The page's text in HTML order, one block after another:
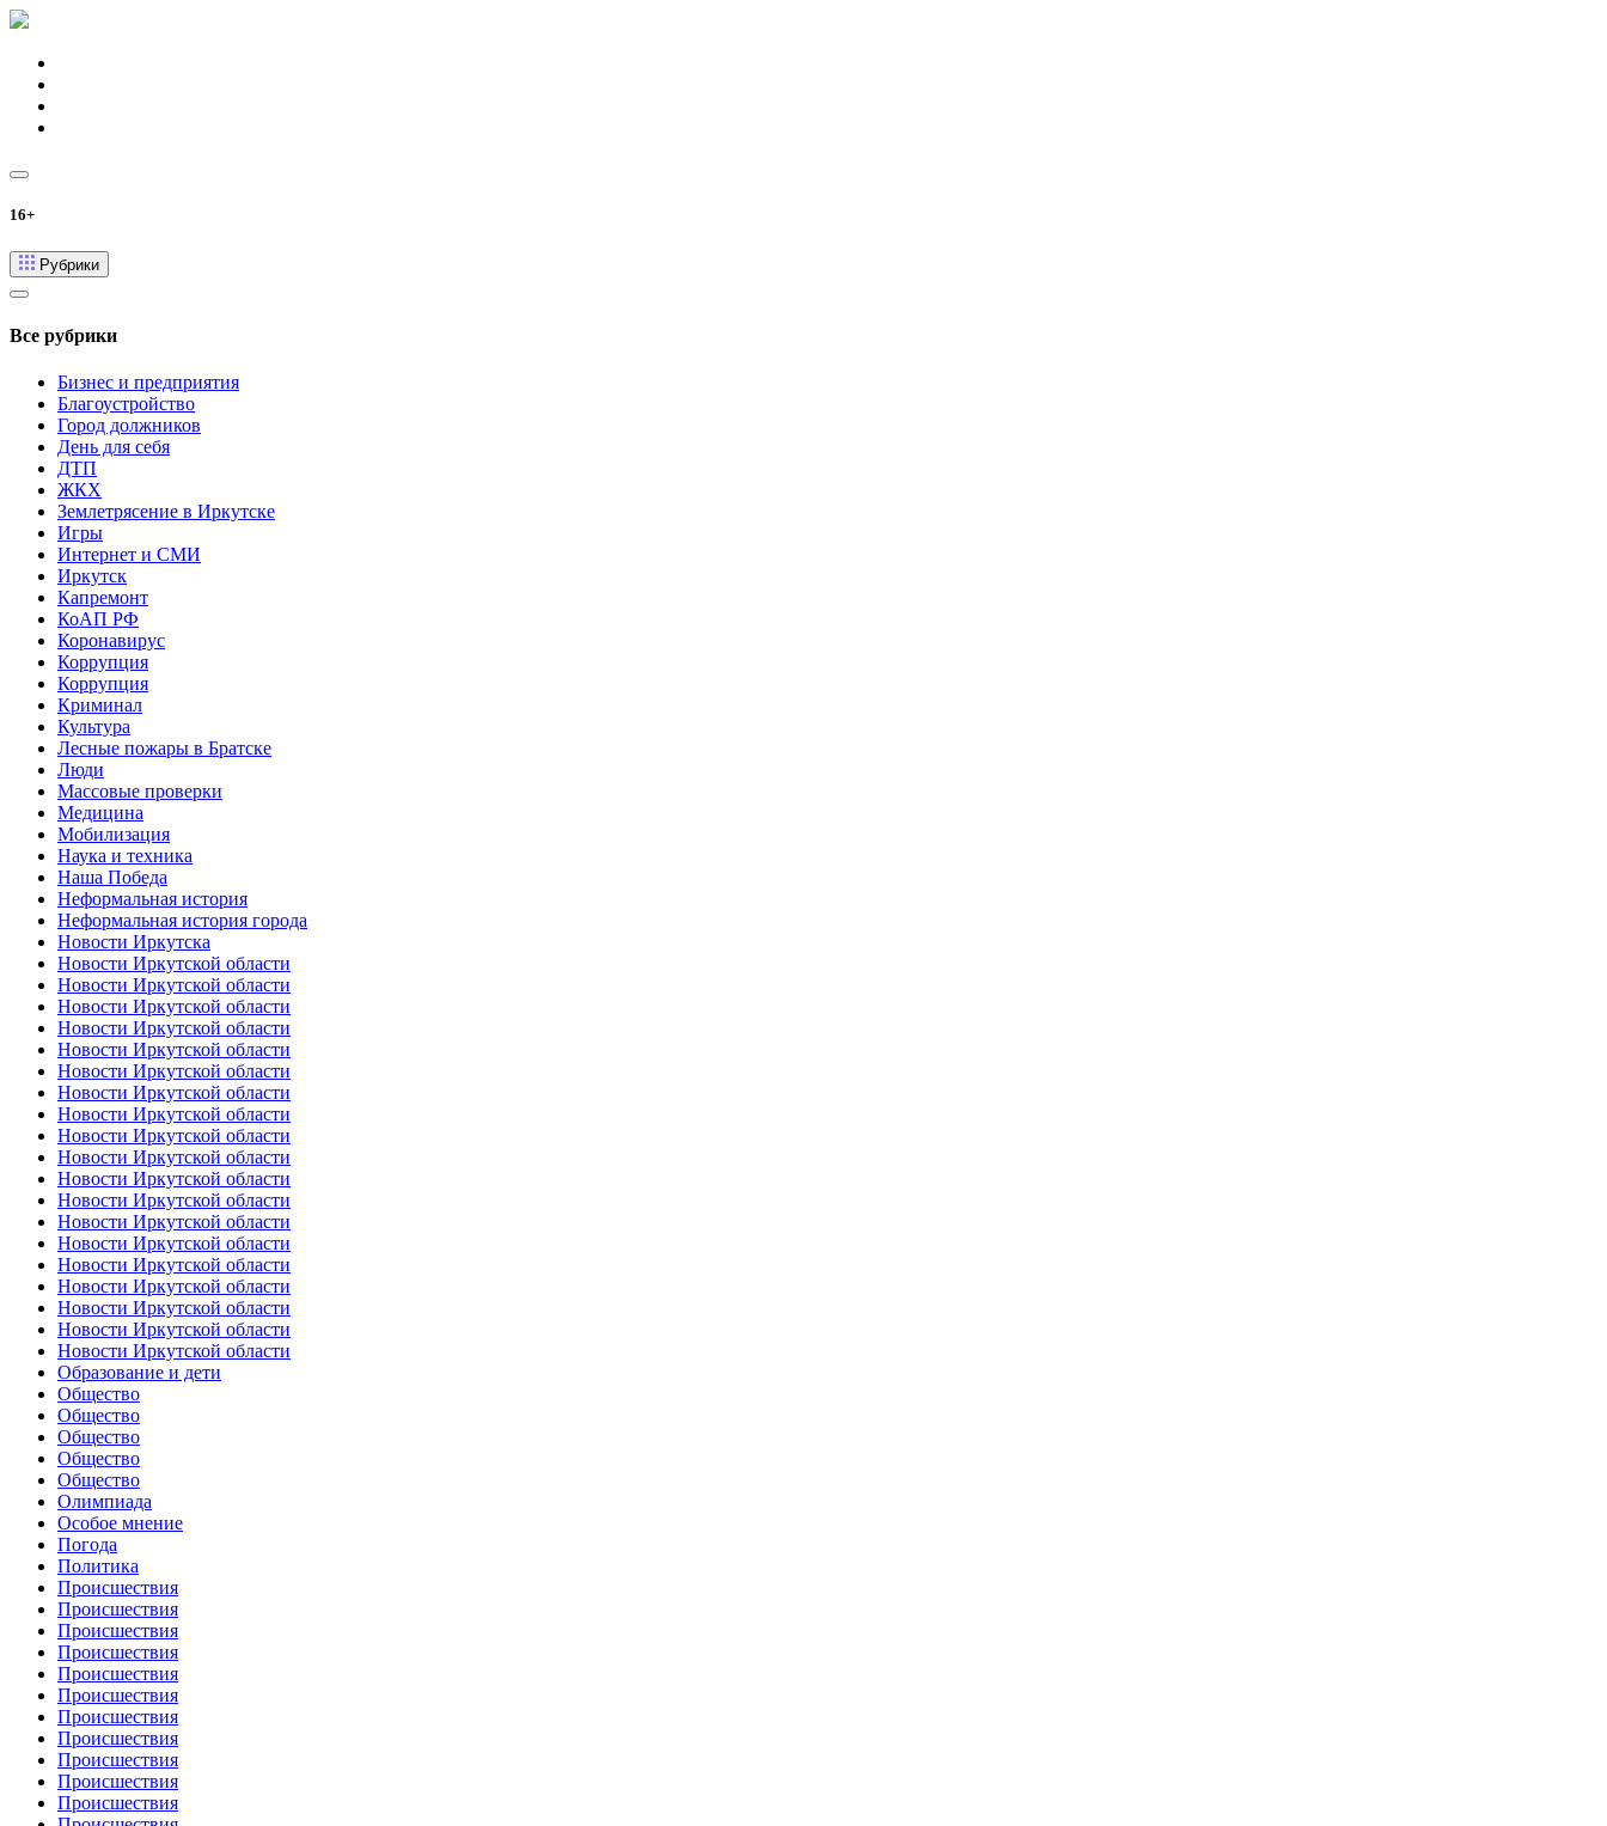
16+
Рубрики
Все рубрики
Бизнес и предприятия
Благоустройство
Город должников
День для себя
ДТП
ЖКХ
Землетрясение в Иркутске
Игры
Интернет и СМИ
Иркутск
Капремонт
КоАП РФ
Коронавирус
Коррупция
Коррупция
Криминал
Культура
Лесные пожары в Братске
Люди
Массовые проверки
Медицина
Мобилизация
Наука и техника
Наша Победа
Неформальная история
Неформальная история города
Новости Иркутска
Новости Иркутской области
Новости Иркутской области
Новости Иркутской области
Новости Иркутской области
Новости Иркутской области
Новости Иркутской области
Новости Иркутской области
Новости Иркутской области
Новости Иркутской области
Новости Иркутской области
Новости Иркутской области
Новости Иркутской области
Новости Иркутской области
Новости Иркутской области
Новости Иркутской области
Новости Иркутской области
Новости Иркутской области
Новости Иркутской области
Новости Иркутской области
Образование и дети
Общество
Общество
Общество
Общество
Общество
Олимпиада
Особое мнение
Погода
Политика
Происшествия
Происшествия
Происшествия
Происшествия
Происшествия
Происшествия
Происшествия
Происшествия
Происшествия
Происшествия
Происшествия